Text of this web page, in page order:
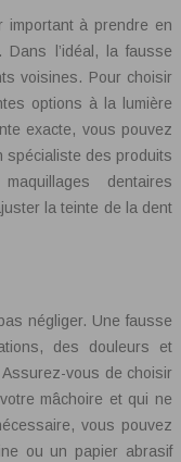
important à prendre en
l’idéal, la fausse
voisines. Pour choisir
options à la lumière
exacte, vous pouvez
spécialiste des produits
dentaires
la teinte de la dent
négliger. Une fausse
des douleurs et
vous de choisir
mâchoire et qui ne
vous pouvez
ou un papier abrasif